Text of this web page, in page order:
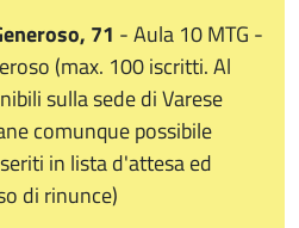
71 - Aula 10 MTG -
(max. 100 iscritti. Al
sulla sede di Varese
comunque possibile
in lista d'attesa ed
di rinunce)